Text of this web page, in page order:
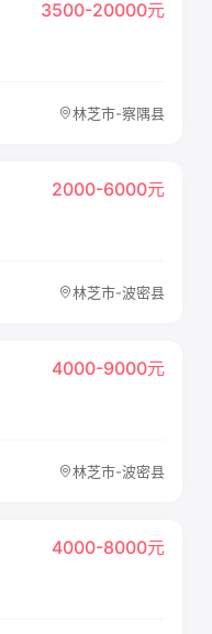
3500-20000元
林芝市-察隅县
2000-6000元
林芝市-波密县
4000-9000元
林芝市-波密县
4000-8000元